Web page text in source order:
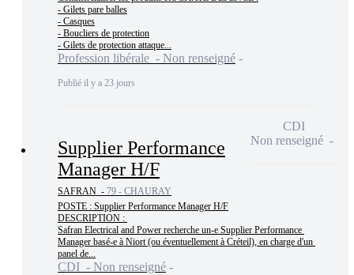
- Gilets pare balles
- Casques
- Boucliers de protection
- Gilets de protection attaque...
Profession libérale - Non renseigné
Publié il y a 23 jours
Supplier Performance
Manager H/F
SAFRAN - 79 - CHAURAY
POSTE : Supplier Performance Manager H/F
DESCRIPTION :
Safran Electrical and Power recherche un-e Supplier Performance
Manager basé-e à Niort (ou éventuellement à Créteil), en charge d'un
panel de...
CDI - Non renseigné
CDI
Non renseigné